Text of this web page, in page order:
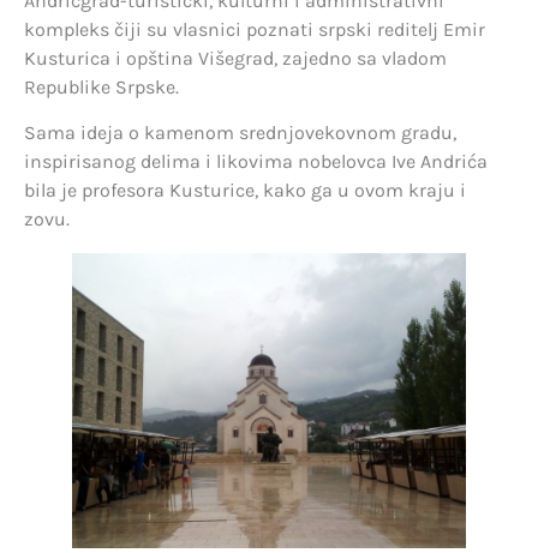
kompleks čiji su vlasnici poznati srpski reditelj Emir
Kusturica i opština Višegrad, zajedno sa vladom
Republike Srpske.
Sama ideja o kamenom srednjovekovnom gradu,
inspirisanog delima i likovima nobelovca Ive Andrića
bila je profesora Kusturice, kako ga u ovom kraju i
zovu.